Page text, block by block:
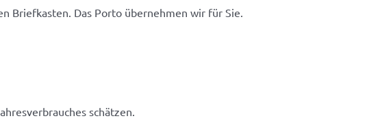
Briefkasten. Das Porto übernehmen wir für Sie.
schätzen.